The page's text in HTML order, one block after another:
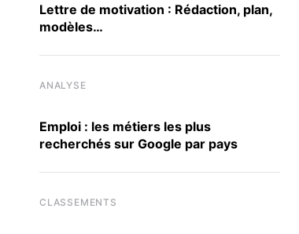
Lettre de motivation : Rédaction, plan,
modèles…
ANALYSE
Emploi : les métiers les plus
recherchés sur Google par pays
CLASSEMENTS